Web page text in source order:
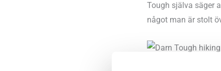
Tough själva säger
något man är stolt